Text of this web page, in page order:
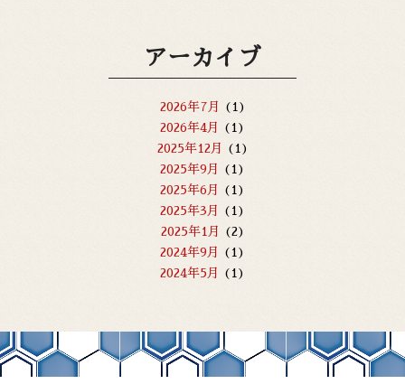
アーカイブ
2026年7月
(1)
2026年4月
(1)
2025年12月
(1)
2025年9月
(1)
2025年6月
(1)
2025年3月
(1)
2025年1月
(2)
2024年9月
(1)
2024年5月
(1)
2023年4月(1)
2023年2月(1)
2023年1月(2)